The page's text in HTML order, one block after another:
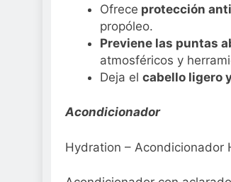
Ofrece protección
propóleo.
Previene las puntas
atmosféricos y
Deja el cabello ligero
Acondicionador
Hydration – Acondicionador